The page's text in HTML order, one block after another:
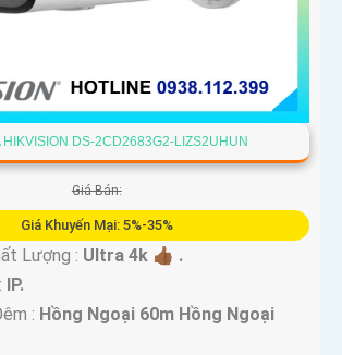
HIKVISION DS-2CD2683G2-LIZS2UHUN
Giá Bán:
Giá Khuyến Mại: 5%-35%
Lượng : Ultra 4k 👍🏾 .
IP.
: Hồng Ngoại 60m Hồng Ngoại